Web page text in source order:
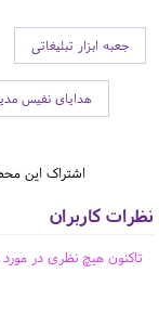
جعبه ابزار تبلیغاتی
هدایای نفیس
اشتراک این
نظرات کاربران
تاکنون هیچ نظری در